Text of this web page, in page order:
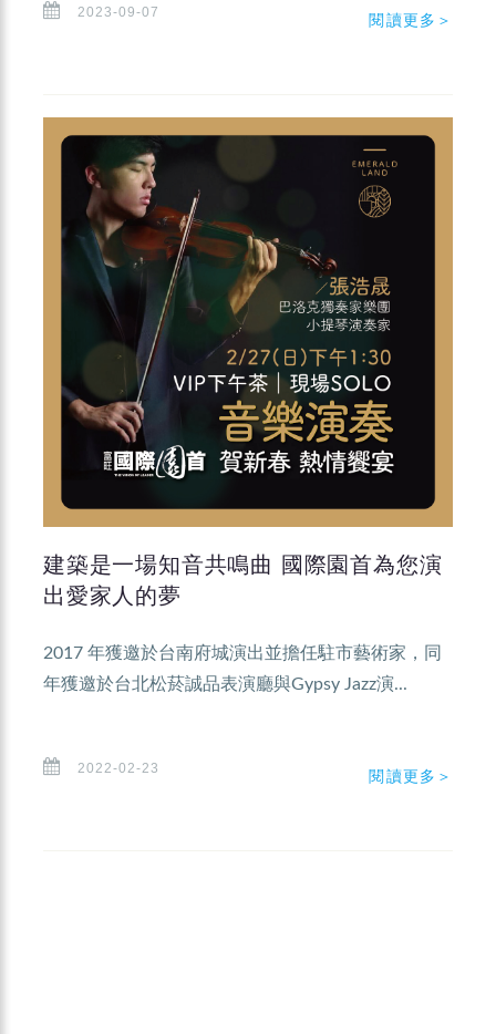
2023-09-07 閱讀更多＞
建築是一場知音共鳴曲 國際園首為您演
出愛家人的夢
2017 年獲邀於台南府城演出並擔任駐市藝術家，同
年獲邀於台北松菸誠品表演廳與Gypsy Jazz演...
2022-02-23 閱讀更多＞